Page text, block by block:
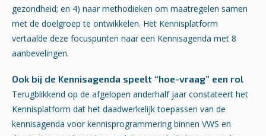
gezondheid; en 4) naar methodieken om maatregelen samen
met de doelgroep te ontwikkelen. Het Kennisplatform
vertaalde deze focuspunten naar een Kennisagenda met 8
aanbevelingen.
Ook bij de Kennisagenda speelt “hoe-vraag” een rol
Terugblikkend op de afgelopen anderhalf jaar constateert het
Kennisplatform dat het daadwerkelijk toepassen van de
kennisagenda voor kennisprogrammering binnen VWS en